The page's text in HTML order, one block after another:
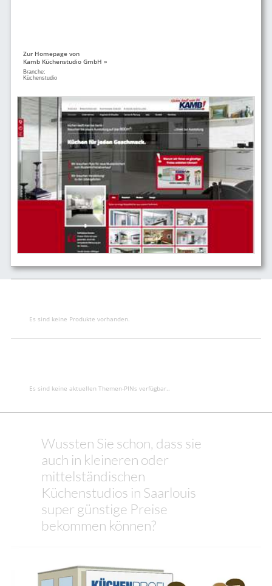
Zur Homepage von
Kamb Küchenstudio GmbH »
Branche:
Küchenstudio
Es sind keine Produkte vorhanden.
Es sind keine aktuellen Themen-PINs verfügbar..
Wussten Sie schon, dass sie
auch in kleineren oder
mittelständischen
Küchenstudios in Saarlouis
super günstige Preise
bekommen können?